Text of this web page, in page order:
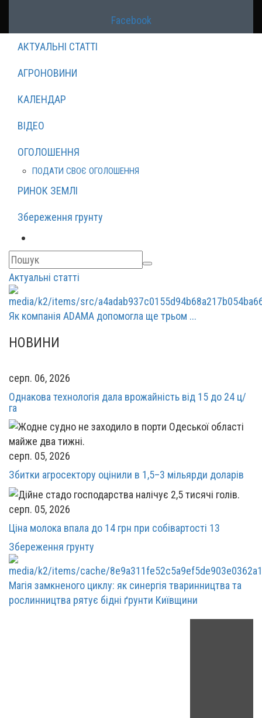
Facebook
АКТУАЛЬНІ СТАТТІ
АГРОНОВИНИ
КАЛЕНДАР
ВІДЕО
ОГОЛОШЕННЯ
ПОДАТИ СВОЄ ОГОЛОШЕННЯ
РИНОК ЗЕМЛІ
Збереження грунту
Актуальні статті
Як компанія ADAMA допомогла ще трьом ...
НОВИНИ
серп. 06, 2026
Однакова технологія дала врожайність від 15 до 24 ц/
га
серп. 05, 2026
Збитки агросектору оцінили в 1,5–3 мільярди доларів
серп. 05, 2026
Ціна молока впала до 14 грн при собівартості 13
Збереження грунту
Магія замкненого циклу: як синергія тваринництва та
рослинництва рятує бідні ґрунти Київщини